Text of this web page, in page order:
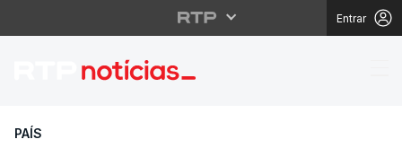
Entrar
Colecionadora de
PAÍS